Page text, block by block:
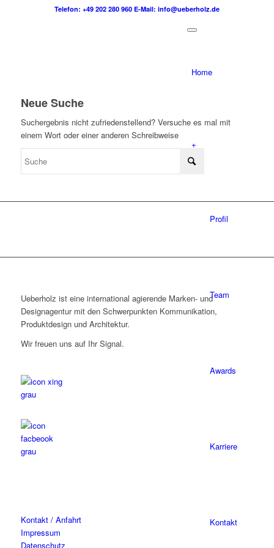
Telefon: +49 202 280 960 E-Mail: info@ueberholz.de
Home
+
Profil
Team
Awards
Karriere
Kontakt
Neue Suche
Suchergebnis nicht zufriedenstellend? Versuche es mal mit
einem Wort oder einer anderen Schreibweise
Ueberholz ist eine international agierende Marken- und
Designagentur mit den Schwerpunkten Kommunikation,
Produktdesign und Architektur.
Wir freuen uns auf Ihr Signal.
Kontakt / Anfahrt
Impressum
Datenschutz